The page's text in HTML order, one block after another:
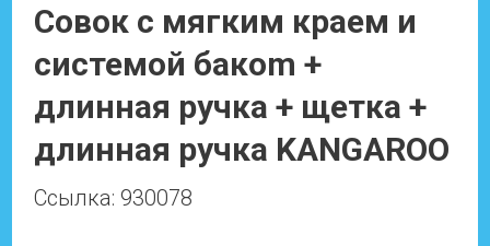
Совок с мягким краем и
системой бакom +
длинная ручка + щетка +
длинная ручка KANGAROO
Ссылка: 930078